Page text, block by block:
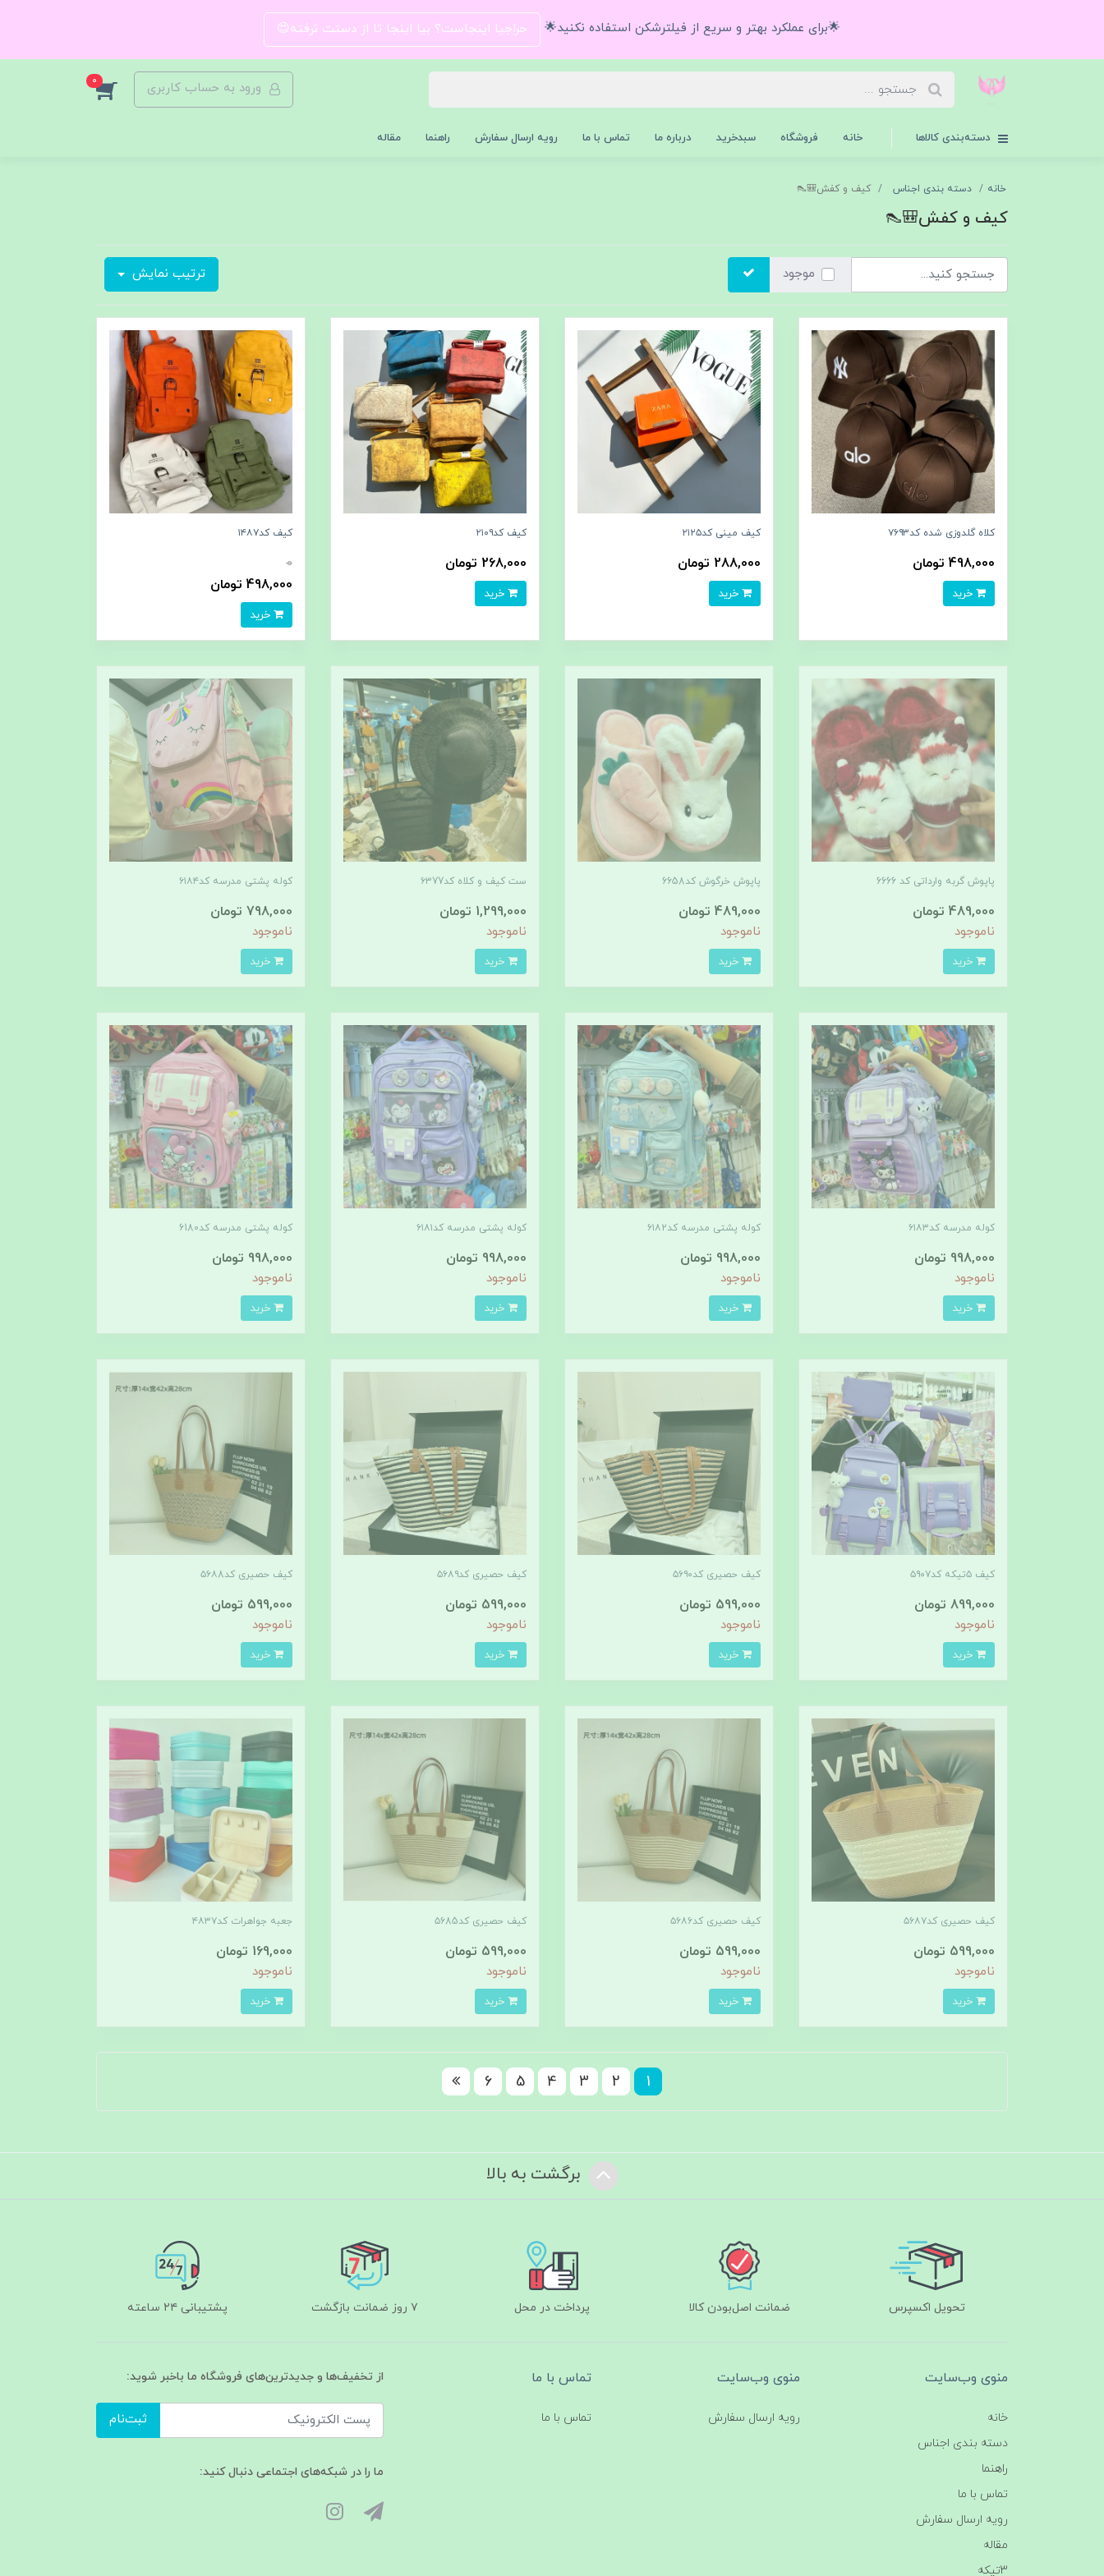
🌟برای عملکرد بهتر و سریع از فیلترشکن استفاده نکنید🌟 حراجیا اینجاست؟ بیا اینجا تا از دستت نرفته😍
ورود به حساب کاربری 0
دسته‌بندی کالاها خانه فروشگاه سبدخرید درباره ما تماس با ما رویه ارسال سفارش راهنما مقاله
خانه دسته بندی اجناس کیف و کفش🎒👠
کیف و کفش🎒👠
موجود ترتیب نمایش
کلاه گلدوزی شده کد۷۶۹۳
498,000 تومان
کیف مینی کد۲۱۲۵
288,000 تومان
کیف کد۲۱۰۹
268,000 تومان
کیف کد۱۴۸۷
0
498,000 تومان
پاپوش گربه وارداتی کد 6666
489,000 تومان
ناموجود
پاپوش خرگوش کد6658
489,000 تومان
ناموجود
ست کیف و کلاه کد۶۳77
1,299,000 تومان
ناموجود
کوله پشتی مدرسه کد۶۱۸۴
798,000 تومان
ناموجود
کوله مدرسه کد۶۱۸۳
998,000 تومان
ناموجود
کوله پشتی مدرسه کد۶۱۸۲
998,000 تومان
ناموجود
کوله پشتی مدرسه کد۶۱۸۱
998,000 تومان
ناموجود
کوله پشتی مدرسه کد6180
998,000 تومان
ناموجود
کیف ۵تیکه کد۵۹۰۷
899,000 تومان
ناموجود
کیف حصیری کد۵۶۹۰
599,000 تومان
ناموجود
کیف حصیری کد۵۶۸۹
599,000 تومان
ناموجود
کیف حصیری کد۵۶۸8
599,000 تومان
ناموجود
کیف حصیری کد۵۶۸۷
599,000 تومان
ناموجود
کیف حصیری کد۵۶۸۶
599,000 تومان
ناموجود
کیف حصیری کد۵۶85
599,000 تومان
ناموجود
جعبه جواهرات کد۴۸۳۷
169,000 تومان
ناموجود
1
2
3
4
5
6
برگشت به بالا
تحویل اکسپرس ضمانت اصل‌بودن کالا پرداخت در محل ۷ روز ضمانت بازگشت پشتیبانی ۲۴ ساعته
منوی وب‌سایت
خانه
دسته بندی اجناس
راهنما
تماس با ما
رویه ارسال سفارش
مقاله
3تیکه
منوی وب‌سایت
رویه ارسال سفارش
تماس با ما
تماس با ما
از تخفیف‌ها و جدیدترین‌های فروشگاه ما باخبر شوید:
ثبت‌نام
ما را در شبکه‌های اجتماعی دنبال کنید: